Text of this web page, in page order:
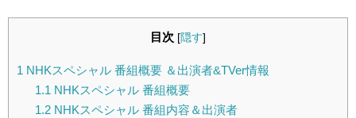
目次 [隠す]
1 NHKスペシャル 番組概要 ＆出演者&TVer情報
1.1 NHKスペシャル 番組概要
1.2NHKスペシャル 番組内容＆出演者